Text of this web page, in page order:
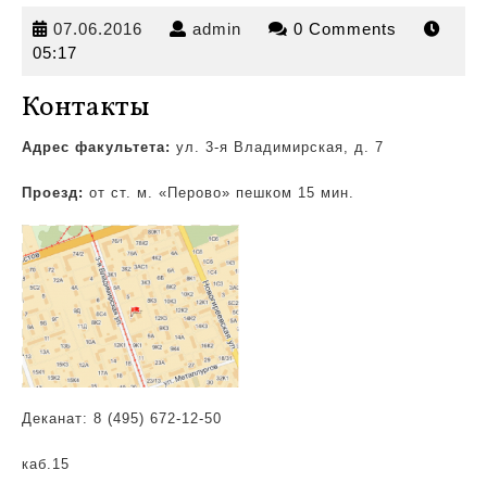
07.06.2016 07.06.2016
admin admin 0 Comments
05:17
Контакты
Адрес факультета: ул. 3-я Владимирская, д. 7
Проезд: от ст. м. «Перово» пешком 15 мин.
Деканат: 8 (495) 672-12-50
каб.15